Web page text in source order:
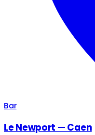
Bar
Le Newport — Caen